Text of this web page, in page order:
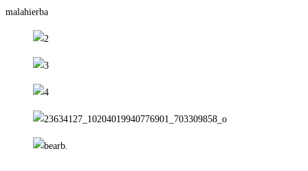
malahierba